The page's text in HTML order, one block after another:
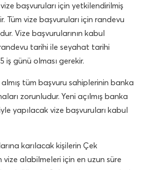
başvuruları için yetkilendirilmiş
Tüm vize başvuruları için randevu
Vize başvurularının kabul
tarihi ile seyahat tarihi
iş günü olması gerekir.
almış tüm başvuru sahiplerinin banka
zorunludur. Yeni açılmış banka
yapılacak vize başvuruları kabul
karılacak kişilerin Çek
vize alabilmeleri için en uzun süre